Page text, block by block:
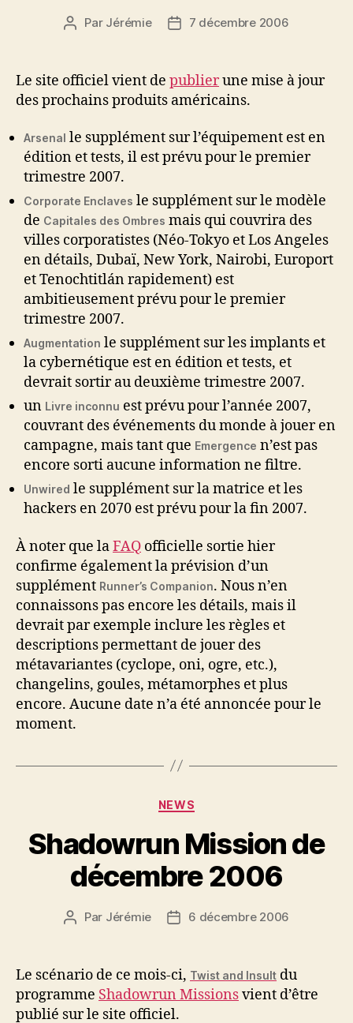
Auteur
Par Jérémie
Date7 décembre 2006
Le site officiel vient de publierune mise à jour
des prochains produits américains.
Arsenal le supplément sur l’équipement est en
édition et tests, il est prévu pour le premier
trimestre 2007.
Corporate Enclaves le supplément sur le modèle
de Capitales des Ombres mais qui couvrira des
villes corporatistes (Néo-Tokyo et Los Angeles
en détails, Dubaï, New York, Nairobi, Europort
et Tenochtitlán rapidement) est
ambitieusement prévu pour le premier
trimestre 2007.
Augmentation le supplément sur les implants et
la cybernétique est en édition et tests, et
devrait sortir au deuxième trimestre 2007.
un Livre inconnu est prévu pour l’année 2007,
couvrant des événements du monde à jouer en
campagne, mais tant que Emergence n’est pas
encore sorti aucune information ne filtre.
Unwired le supplément sur la matrice et les
hackers en 2070 est prévu pour la fin 2007.
À noter que laFAQ officielle sortie hier
confirme également la prévision d’un
supplément Runner’s Companion. Nous n’en
connaissons pas encore les détails, mais il
devrait par exemple inclure les règles et
descriptions permettant de jouer des
métavariantes (cyclope, oni, ogre, etc.),
changelins, goules, métamorphes et plus
encore. Aucune date n’a été annoncée pour le
moment.
Catégories
NEWS
Shadowrun Mission de
décembre 2006
Auteur
Par Jérémie
Date6 décembre 2006
Le scénario de ce mois-ci, Twist and Insult du
programme Shadowrun Missionsvient d’être
publié sur le site officiel.